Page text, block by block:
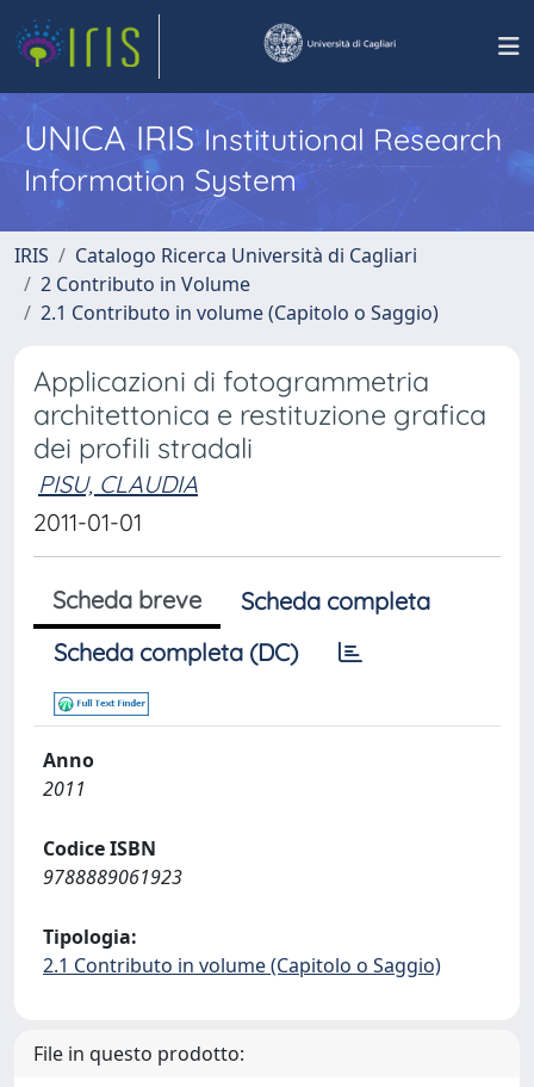
UNICA IRISInstitutional Research
Information System
IRIS
Catalogo Ricerca Università di Cagliari
2 Contributo in Volume
2.1 Contributo in volume (Capitolo o Saggio)
Applicazioni di fotogrammetria
architettonica e restituzione grafica
dei profili stradali
PISU, CLAUDIA
2011-01-01
Scheda breve
Scheda completa
Scheda completa (DC)
Anno
2011
Codice ISBN
9788889061923
Tipologia:
2.1 Contributo in volume (Capitolo o Saggio)
File in questo prodotto: